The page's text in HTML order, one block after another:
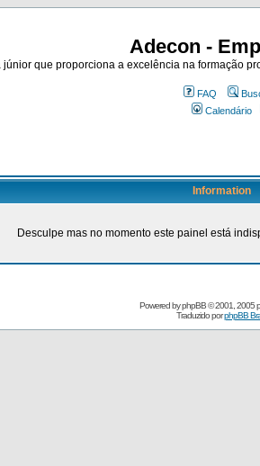
Adecon -
júnior que proporciona a excelência na formação
FAQ
Calendário
Information
Desculpe mas no momento este painel está
Powered byphpBB© 2001, 2005
Traduzido porphpBB